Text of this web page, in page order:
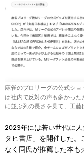
麻雀のプロリーグの公式シ
は社内で反対の声も多かっ
に並ぶ列の長さを見て、工藤
2023年には若い世代に
タヒ書店」を開催した
なく同氏が推薦した本も